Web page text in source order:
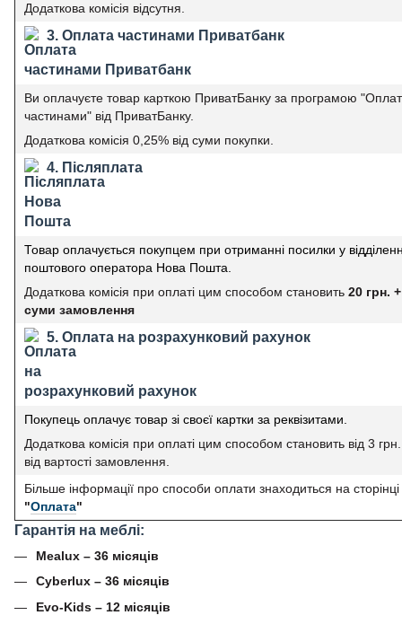
Додаткова комісія відсутня.
3. Оплата частинами Приватбанк
Ви оплачуєте товар карткою ПриватБанку за програмою
частинами" від ПриватБанку.
Додаткова комісія 0,25% від суми покупки.
4. Післяплата
Товар оплачується покупцем при отриманні посилки у
поштового оператора Нова Пошта.
Додаткова комісія при оплаті цим способом становить 20 грн.
суми замовлення
5. Оплата на розрахунковий рахунок
Покупець оплачує товар зі своєї картки за реквізитами.
Додаткова комісія при оплаті цим способом становить від 3
від вартості замовлення.
Більше інформації про способи оплати знаходиться на сторінці
"Оплата"
Гарантія на меблі:
Mealux – 36 місяців
Cyberlux – 36 місяців
Evo-Kids – 12 місяців